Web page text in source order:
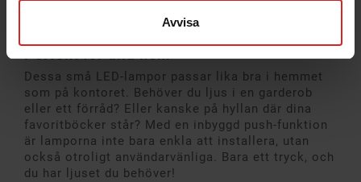
Avvisa
även där eluttag saknas.
Perfekt för alla hem
Dessa små LED-lampor passar lika bra i hemmet
som på kontoret. Behöver du ljus i en garderob
eller ett förråd? Eller kanske på hyllan där dina
favoritböcker står? Med en inbyggd push-funktion
är lamporna inte bara enkla att installera, utan
också otroligt användarvänliga. Bara ett tryck, och
du har ljuset du behöver!